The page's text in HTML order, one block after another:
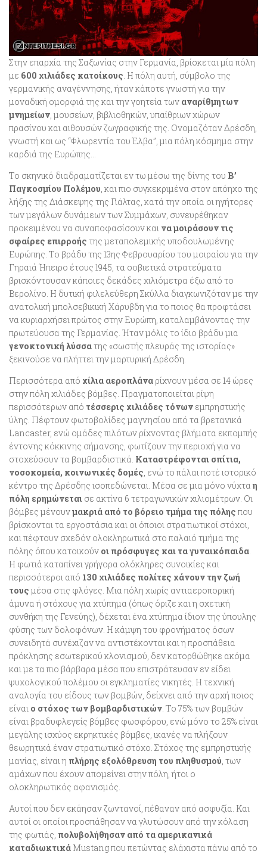
Στην επαρχία της Σαξωνίας στην Γερμανία, βρίσκεται μία πόλη
με 600 χιλιάδες κατοίκους . Η πόλη αυτή, σύμβολο της
γερμανικής αναγέννησης, ήταν κάποτε γνωστή για την
μοναδική ομορφιά της και την γοητεία των αναρίθμητων
μνημείων , μουσείων, βιβλιοθηκών, υπαίθριων χώρων
πρασίνου και αιθουσών ζωγραφικής της. Ονομαζόταν Δρέσδη,
γνωστή και ως “Φλωρεντία του Έλβα”, μια πόλη κόσμημα στην
καρδιά της Ευρώπης…
Το σκηνικό διαδραματίζεται εν τω μέσω της δίνης του Β’
Παγκοσμίου Πολέμου , και πιο συγκεκριμένα στον απόηχο της
λήξης της Διάσκεψης της Γιάλτας, κατά την οποία οι ηγήτορες
των μεγάλων δυνάμεων των Συμμάχων, συνευρέθηκαν
προκειμένου να συναποφασίσουν και να μοιράσουν τις
σφαίρες επιρροής της μεταπολεμικής υποδουλωμένης
Ευρώπης. Το βράδυ της 13ης Φεβρουαρίου του μοιραίου για την
Γηραιά Ήπειρο έτους 1945, τα σοβιετικά στρατεύματα
βρισκόντουσαν κάποιες δεκάδες χιλιόμετρα έξω από το
Βερολίνο. Η δυτική φιλελεύθερη Σκύλλα διαγκωνιζόταν με την
ανατολική μπολσεβικική Χάρυβδη για το ποιος θα προφτάσει
να κυριαρχήσει πρώτος στην Ευρώπη, καταλαμβάνοντας την
πρωτεύουσα της Γερμανίας. Ήταν μόλις το ίδιο βράδυ μια
γενοκτονική λύσσατης «σωστής πλευράς της ιστορίας»
ξεκινούσε να πλήττει την μαρτυρική Δρέσδη.
Περισσότερα από χίλια αεροπλάνα ρίχνουν μέσα σε 14 ώρες
στην πόλη χιλιάδες βόμβες. Πραγματοποιείται ρίψη
περισσότερων από τέσσερις χιλιάδες τόνων εμπρηστικής
ύλης. Πέφτουν φωτοβολίδες μαγνησίου από τα βρετανικά
Lancaster, ενώ ομάδες πιλότων ρίχνοντας βλήματα εκπομπής
έντονης κόκκινης σήμανσης, φωτίζουν την περιοχή για να
στοχεύσουν τα βομβαρδιστικά. Καταστρέφονται σπίτια,
νοσοκομεία, κοινωνικές δομές , ενώ το πάλαι ποτέ ιστορικό
κέντρο της Δρέσδης ισοπεδώνεται. Μέσα σε μια μόνο νύχτα η
πόλη ερημώνεται σε ακτίνα 6 τετραγωνικών χιλιομέτρων. Οι
βόμβες μένουνμακριά από το βόρειο τμήμα της πόλης που
βρίσκονται τα εργοστάσια και οι όποιοι στρατιωτικοί στόχοι,
και πέφτουν σχεδόν ολοκληρωτικά στο παλαιό τμήμα της
πόλης όπου κατοικούν οι πρόσφυγες και τα γυναικόπαιδα
Η φωτιά καταπίνει γρήγορα ολόκληρες συνοικίες και
περισσότεροι από 130 χιλιάδες πολίτες χάνουν την ζωή
τους μέσα στις φλόγες. Μια πόλη χωρίς αντιαεροπορική
άμυνα ή στόχους για χτύπημα (όπως όριζε και η σχετική
συνθήκη της Γενεύης), δέχεται ένα χτύπημα ίδιον της ύπουλης
φύσης των δολοφόνων. Η κάμψη του φρονήματος όσων
συνειδητά συνέχιζαν να αντιστέκονται και η προσπάθεια
πρόκλησης εσωτερικού κλονισμού, δεν κατορθώθηκε ακόμα
και με τα πιο βάρβαρα μέσα που επιστράτευσαν εν είδει
ψυχολογικού πολέμου οι εγκληματίες νικητές. Η τεχνική
αναλογία του είδους των βομβών, δείχνει από την αρχή ποιος
είναι ο στόχος των βομβαρδιστικών . Το 75% των βομβών
είναι βραδυφλεγείς βόμβες φωσφόρου, ενώ μόνο το 25% είναι
μεγάλης ισχύος εκρηκτικές βόμβες, ικανές να πλήξουν
θεωρητικά έναν στρατιωτικό στόχο. Στόχος της εμπρηστικής
μανίας, είναι η πλήρης εξολόθρευση του πληθυσμού , των
αμάχων που έχουν απομείνει στην πόλη, ήτοι ο
ολοκληρωτικός αφανισμός.
Αυτοί που δεν εκάησαν ζωντανοί, πέθαναν από ασφυξία. Και
αυτοί οι οποίοι προσπάθησαν να γλυτώσουν από την κόλαση
της φωτιάς, πολυβολήθησαν από τα αμερικανικά
καταδιωκτικά Mustang που πετώντας ελάχιστα πάνω από το